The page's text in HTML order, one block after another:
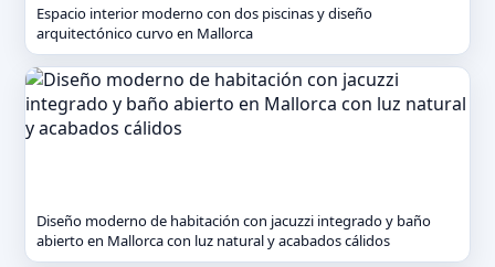
Espacio interior moderno con dos piscinas y diseño
arquitectónico curvo en Mallorca
Diseño moderno de habitación con jacuzzi integrado y baño
abierto en Mallorca con luz natural y acabados cálidos